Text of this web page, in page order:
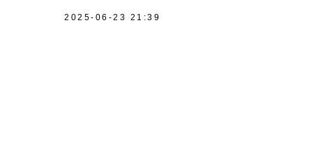
2025-06-23 21:39